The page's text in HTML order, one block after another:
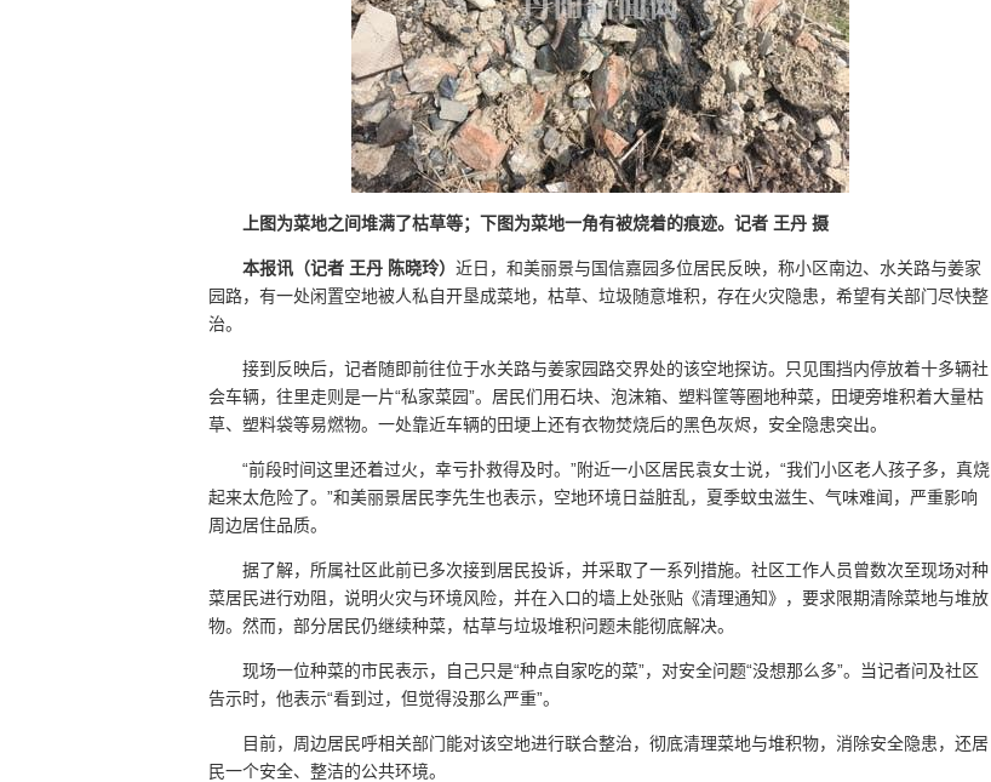
上图为菜地之间堆满了枯草等；下图为菜地一角有被烧着的痕迹。记者 王丹 摄
本报讯（记者 王丹 陈晓玲） 近日，和美丽景与国信嘉园多位居民反映，称小区南边、水关路与姜家
园路，有一处闲置空地被人私自开垦成菜地，枯草、垃圾随意堆积，存在火灾隐患，希望有关部门尽快整
治。
接到反映后，记者随即前往位于水关路与姜家园路交界处的该空地探访。只见围挡内停放着十多辆社
会车辆，往里走则是一片“私家菜园”。居民们用石块、泡沫箱、塑料筐等圈地种菜，田埂旁堆积着大量枯
草、塑料袋等易燃物。一处靠近车辆的田埂上还有衣物焚烧后的黑色灰烬，安全隐患突出。
“前段时间这里还着过火，幸亏扑救得及时。”附近一小区居民袁女士说，“我们小区老人孩子多，真烧
起来太危险了。”和美丽景居民李先生也表示，空地环境日益脏乱，夏季蚊虫滋生、气味难闻，严重影响
周边居住品质。
据了解，所属社区此前已多次接到居民投诉，并采取了一系列措施。社区工作人员曾数次至现场对种
菜居民进行劝阻，说明火灾与环境风险，并在入口的墙上处张贴《清理通知》，要求限期清除菜地与堆放
物。然而，部分居民仍继续种菜，枯草与垃圾堆积问题未能彻底解决。
现场一位种菜的市民表示，自己只是“种点自家吃的菜”，对安全问题“没想那么多”。当记者问及社区
告示时，他表示“看到过，但觉得没那么严重”。
目前，周边居民呼相关部门能对该空地进行联合整治，彻底清理菜地与堆积物，消除安全隐患，还居
民一个安全、整洁的公共环境。